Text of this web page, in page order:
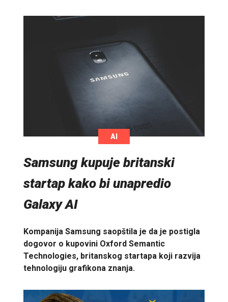
AI
Samsung kupuje britanski
startap kako bi unapredio
Galaxy AI
Kompanija Samsung saopštila je da je postigla
dogovor o kupovini Oxford Semantic
Technologies, britanskog startapa koji razvija
tehnologiju grafikona znanja.